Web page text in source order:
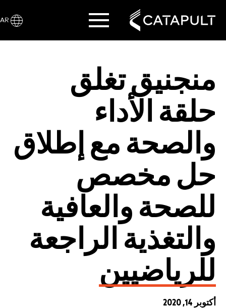
منجنيق تغلق
حلقة الأداء
والصحة مع إطلاق
حل مخصص
للصحة والعافية
والتغذية الراجعة
للرياضيين
أكتوبر 14, 2020